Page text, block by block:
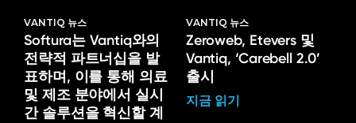
VANTIQ 뉴스
Softura는 Vantiq와의
전략적 파트너십을 발
표하며, 이를 통해 의료
및 제조 분야에서 실시
간 솔루션을 혁신할 계
VANTIQ 뉴스
Zeroweb, Etevers 및
Vantiq, ‘Carebell 2.0’
출시
지금 읽기